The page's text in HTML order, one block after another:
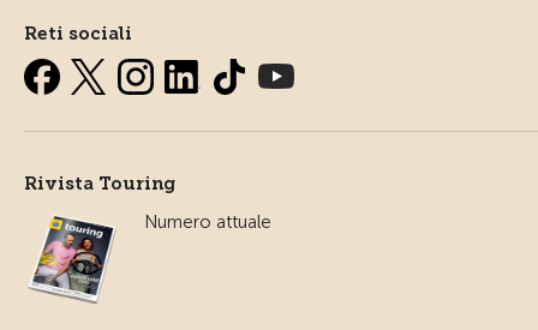
Reti sociali
Rivista Touring
Numero attuale